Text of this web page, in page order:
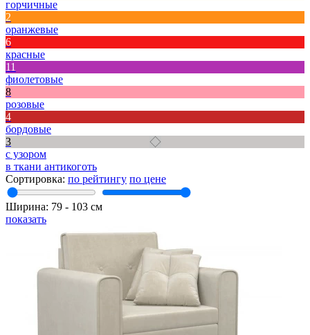
горчичные
2
оранжевые
6
красные
11
фиолетовые
8
розовые
4
бордовые
3
с узором
в ткани антикоготь
Сортировка: по рейтингу по цене
Ширина: 79 ‐ 103 см
показать